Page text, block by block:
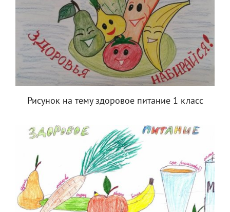
Рисунок на тему здоровое питание 1 класс